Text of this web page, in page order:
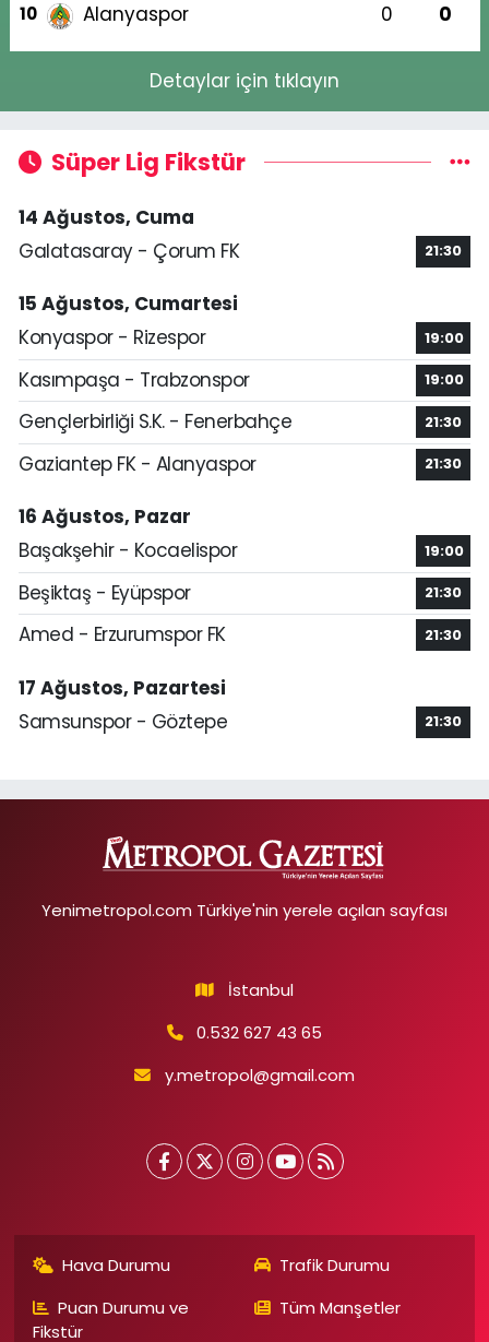
10 Alanyaspor 0 0
Detaylar için tıklayın
Süper Lig Fikstür
14 Ağustos, Cuma
Galatasaray - Çorum FK
21:30
15 Ağustos, Cumartesi
Konyaspor - Rizespor
19:00
Kasımpaşa - Trabzonspor 19:00
Gençlerbirliği S.K. - Fenerbahçe 21:30
Gaziantep FK - Alanyaspor 21:30
16 Ağustos, Pazar
Başakşehir - Kocaelispor
19:00
Beşiktaş - Eyüpspor 21:30
Amed - Erzurumspor FK 21:30
17 Ağustos, Pazartesi
Samsunspor - Göztepe
21:30
Yenimetropol.com Türkiye'nin yerele açılan sayfası
İstanbul
0.532 627 43 65
y.metropol@gmail.com
Hava Durumu
Trafik Durumu
Puan Durumu ve
Fikstür
Tüm Manşetler